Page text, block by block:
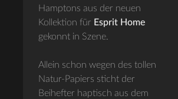
Hamptons aus der neuen
Kollektion für Esprit Home
gekonnt in Szene.
Allein schon wegen des tollen
Natur-Papiers sticht der
Beihefter haptisch aus dem